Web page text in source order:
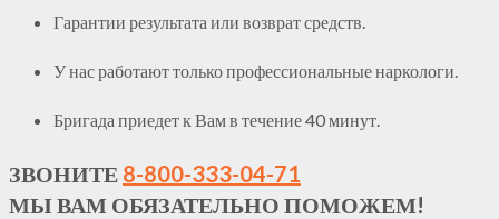
Гарантии результата или возврат средств.
У нас работают только профессиональные наркологи.
Бригада приедет к Вам в течение 40 минут.
ЗВОНИТЕ 8-800-333-04-71
МЫ ВАМ ОБЯЗАТЕЛЬНО ПОМОЖЕМ!